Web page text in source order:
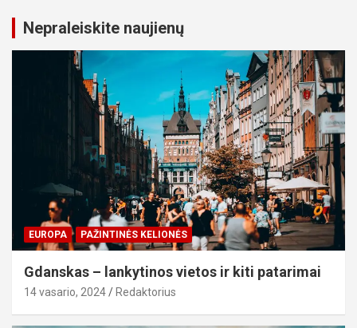
Nepraleiskite naujienų
EUROPA PAŽINTINĖS KELIONĖS
Gdanskas – lankytinos vietos ir kiti patarimai
14 vasario, 2024 Redaktorius